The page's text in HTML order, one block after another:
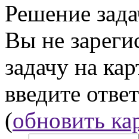
Решение
Вы не
задачу на
введите ответ
(обновить